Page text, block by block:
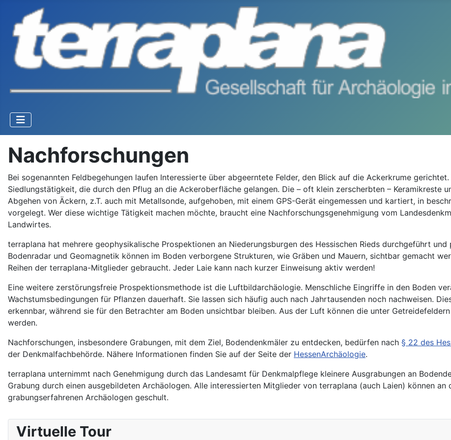
Nachforschungen
Bei sogenannten Feldbegehungen laufen Interessierte über abgeerntete Felder, den Blick auf die Ackerkrume
Siedlungstätigkeit, die durch den Pflug an die Ackeroberfläche gelangen. Die – oft klein zerscherbten – Keramikreste
Abgehen von Äckern, z.T. auch mit Metallsonde, aufgehoben, mit einem GPS-Gerät eingemessen und kartiert, in
vorgelegt. Wer diese wichtige Tätigkeit machen möchte, braucht eine Nachforschungsgenehmigung vom
Landwirtes.
terraplana hat mehrere geophysikalische Prospektionen an Niederungsburgen des Hessischen Rieds durchgeführt
Bodenradar und Geomagnetik können im Boden verborgene Strukturen, wie Gräben und Mauern, sichtbar gemacht
Reihen der terraplana-Mitglieder gebraucht. Jeder Laie kann nach kurzer Einweisung aktiv werden!
Eine weitere zerstörungsfreie Prospektionsmethode ist die Luftbildarchäologie. Menschliche Eingriffe in den Boden
Wachstumsbedingungen für Pflanzen dauerhaft. Sie lassen sich häufig auch nach Jahrtausenden noch nachweisen.
erkennbar, während sie für den Betrachter am Boden unsichtbar bleiben. Aus der Luft können die unter
werden.
Nachforschungen, insbesondere Grabungen, mit dem Ziel, Bodendenkmäler zu entdecken, bedürfen nach § 22 des
der Denkmalfachbehörde. Nähere Informationen finden Sie auf der Seite der HessenArchäologie.
terraplana unternimmt nach Genehmigung durch das Landesamt für Denkmalpflege kleinere Ausgrabungen an
Grabung durch einen ausgebildeten Archäologen. Alle interessierten Mitglieder von terraplana (auch Laien) können
grabungserfahrenen Archäologen geschult.
Virtuelle Tour